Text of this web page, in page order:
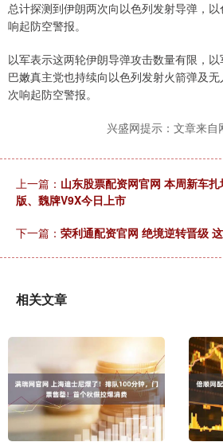
总计探测到伊朗两次向以色列发射导弹，
响起防空警报。
以军表示这两轮伊朗导弹攻击数量有限，
巴嫩真主党也持续向以色列发射火箭弹及
次响起防空警报。
兴盛网提示：文章来自
上一篇： 山东股票配资网官网 本周新车
版、魏牌V9X今日上市
下一篇： 荣利通配资官网 绝境逆转晋级
相关文章